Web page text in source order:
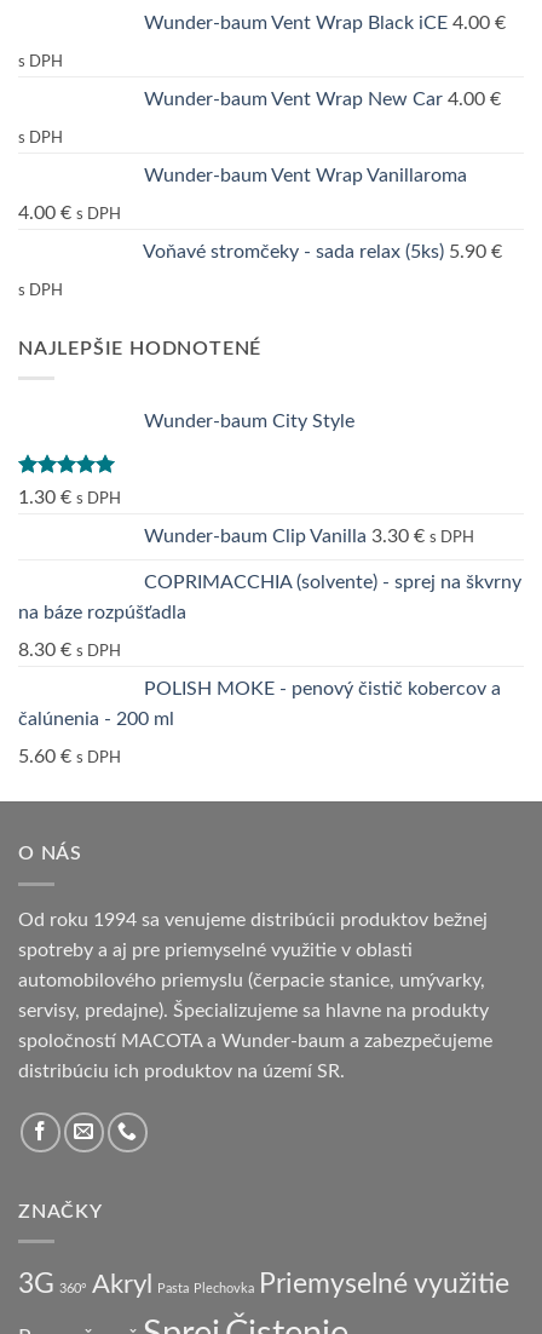
Wunder-baum Vent Wrap Black iCE 4.00 €
s DPH
Wunder-baum Vent Wrap New Car 4.00 €
s DPH
Wunder-baum Vent Wrap Vanillaroma
4.00 € s DPH
Voňavé stromčeky - sada relax (5ks) 5.90 €
s DPH
NAJLEPŠIE HODNOTENÉ
Wunder-baum City Style
Hodnotenie
1.30 € s DPH
Wunder-baum Clip Vanilla 3.30 € s DPH
COPRIMACCHIA (solvente) - sprej na škvrny
na báze rozpúšťadla
8.30 € s DPH
POLISH MOKE - penový čistič kobercov a
čalúnenia - 200 ml
5.60 € s DPH
O NÁS
Od roku 1994 sa venujeme distribúcii produktov bežnej
spotreby a aj pre priemyselné využitie v oblasti
automobilového priemyslu (čerpacie stanice, umývarky,
servisy, predajne). Špecializujeme sa hlavne na produkty
spoločností MACOTA a Wunder-baum a zabezpečujeme
distribúciu ich produktov na území SR.
ZNAČKY
3G 360° Akryl Pasta Plechovka Priemyselné využitie